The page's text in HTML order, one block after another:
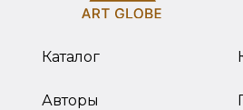
Каталог
Авторы